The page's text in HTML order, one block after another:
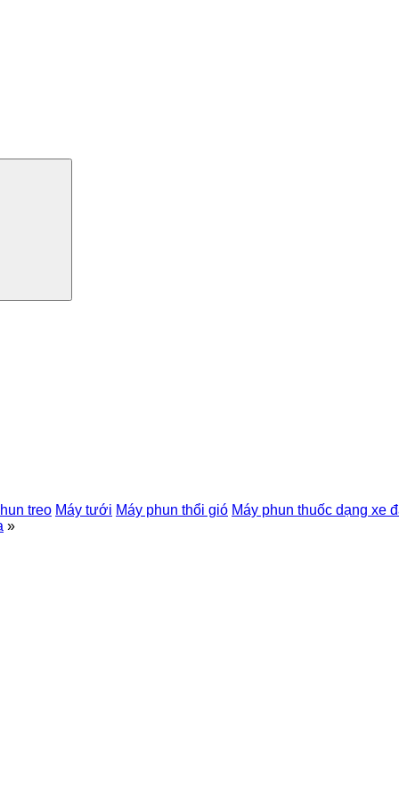
treo Máy tưới Máy phun thổi gió Máy phun thuốc dạng xe
»